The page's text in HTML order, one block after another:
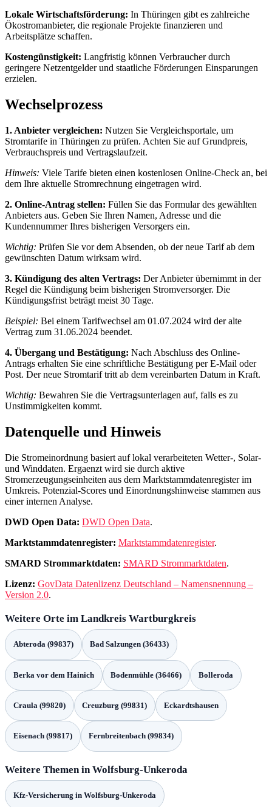
Lokale Wirtschaftsförderung: In Thüringen gibt es zahlreiche
Ökostromanbieter, die regionale Projekte finanzieren und
Arbeitsplätze schaffen.
Kostengünstigkeit: Langfristig können Verbraucher durch
geringere Netzentgelder und staatliche Förderungen Einsparungen
erzielen.
Wechselprozess
1. Anbieter vergleichen: Nutzen Sie Vergleichsportale, um
Stromtarife in Thüringen zu prüfen. Achten Sie auf Grundpreis,
Verbrauchspreis und Vertragslaufzeit.
Hinweis: Viele Tarife bieten einen kostenlosen Online-Check an, bei
dem Ihre aktuelle Stromrechnung eingetragen wird.
2. Online-Antrag stellen: Füllen Sie das Formular des gewählten
Anbieters aus. Geben Sie Ihren Namen, Adresse und die
Kundennummer Ihres bisherigen Versorgers ein.
Wichtig: Prüfen Sie vor dem Absenden, ob der neue Tarif ab dem
gewünschten Datum wirksam wird.
3. Kündigung des alten Vertrags: Der Anbieter übernimmt in der
Regel die Kündigung beim bisherigen Stromversorger. Die
Kündigungsfrist beträgt meist 30 Tage.
Beispiel: Bei einem Tarifwechsel am 01.07.2024 wird der alte
Vertrag zum 31.06.2024 beendet.
4. Übergang und Bestätigung: Nach Abschluss des Online-
Antrags erhalten Sie eine schriftliche Bestätigung per E‑Mail oder
Post. Der neue Stromtarif tritt ab dem vereinbarten Datum in Kraft.
Wichtig: Bewahren Sie die Vertragsunterlagen auf, falls es zu
Unstimmigkeiten kommt.
Datenquelle und Hinweis
Die Stromeinordnung basiert auf lokal verarbeiteten Wetter-, Solar-
und Winddaten. Ergaenzt wird sie durch aktive
Stromerzeugungseinheiten aus dem Marktstammdatenregister im
Umkreis. Potenzial-Scores und Einordnungshinweise stammen aus
einer internen Analyse.
DWD Open Data: DWD Open Data.
Marktstammdatenregister: Marktstammdatenregister.
SMARD Strommarktdaten: SMARD Strommarktdaten.
Lizenz: GovData Datenlizenz Deutschland – Namensnennung –
Version 2.0.
Weitere Orte im Landkreis Wartburgkreis
Abteroda (99837) Bad Salzungen (36433)
Berka vor dem Hainich Bodenmühle (36466) Bolleroda
Craula (99820) Creuzburg (99831) Eckardtshausen
Eisenach (99817) Fernbreitenbach (99834)
Weitere Themen in Wolfsburg-Unkeroda
Kfz-Versicherung in Wolfsburg-Unkeroda